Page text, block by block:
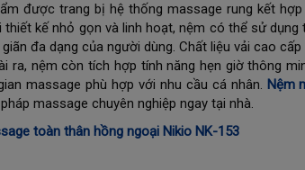
được trang bị hệ thống massage rung kết
kế nhỏ gọn và linh hoạt, nệm có thể sử
đa dạng của người dùng. Chất liệu vải cao
ra, nệm còn tích hợp tính năng hẹn giờ thông
massage phù hợp với nhu cầu cá nhân. Nệm
massage chuyên nghiệp ngay tại nhà.
toàn thân hồng ngoại Nikio NK-153